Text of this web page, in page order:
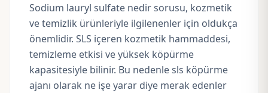
Sodium lauryl sulfate nedir sorusu, kozmetik
ve temizlik ürünleriyle ilgilenenler için oldukça
önemlidir. SLS içeren kozmetik hammaddesi,
temizleme etkisi ve yüksek köpürme
kapasitesiyle bilinir. Bu nedenle sls köpürme
ajanı olarak ne işe yarar diye merak edenler